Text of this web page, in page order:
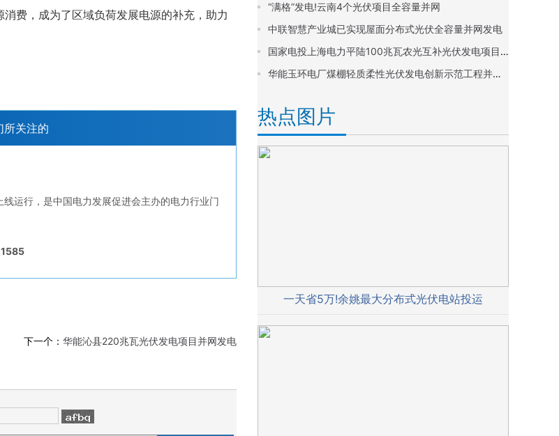
费，成为了区域负荷发展电源的补充，助力
所关注的
运行，是中国电力发展促进会主办的电力行业门
下一个： 华能沁县220兆瓦光伏发电项目并网发电
“满格”发电!云南4个光伏项目全容量并网
中联智慧产业城已实现屋面分布式光伏全容量并网发电
国家电投上海电力平陆100兆瓦农光互补光伏发电项目全容量并网
华能玉环电厂煤棚轻质柔性光伏发电创新示范工程并网发电
热点图片
一天省5万!余姚最大分布式光伏电站投运